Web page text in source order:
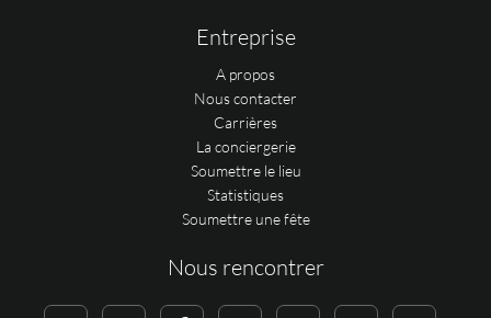
Entreprise
A propos
Nous contacter
Carrières
La conciergerie
Soumettre le lieu
Statistiques
Soumettre une fête
Nous rencontrer